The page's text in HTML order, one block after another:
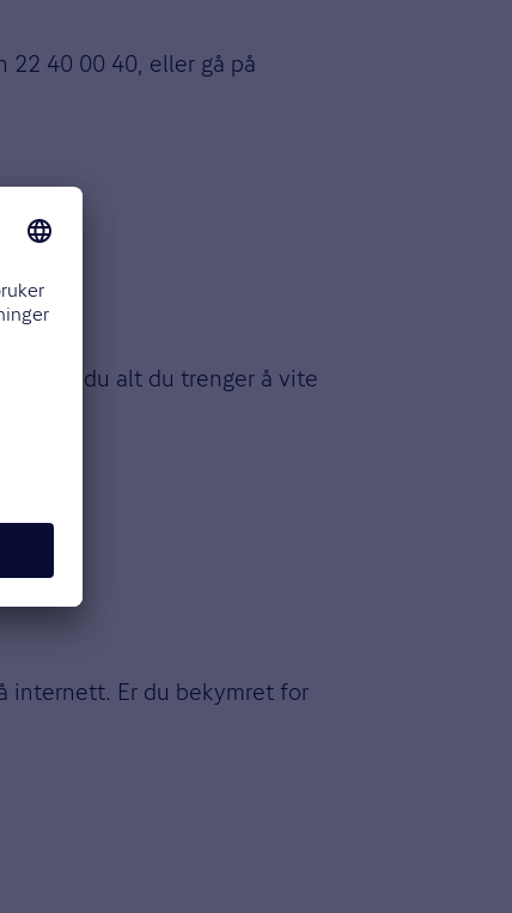
22 40 00 40, eller gå på
finner du alt du trenger å vite
internett. Er du bekymret for